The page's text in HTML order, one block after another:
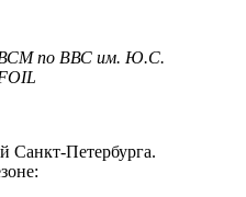
по ВВС им. Ю.С.
Санкт-Петербурга.